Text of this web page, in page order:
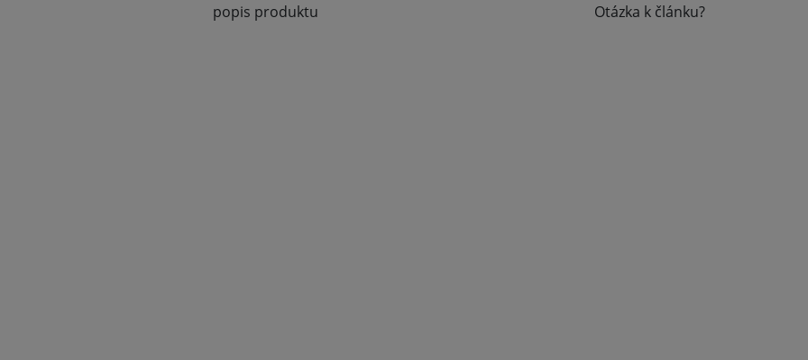
popis produktu Otázka k článku?